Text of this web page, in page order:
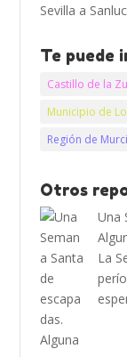
Sevilla a
Te puede
Castillo de la
Municipio de
Región de
Otros
Una
La